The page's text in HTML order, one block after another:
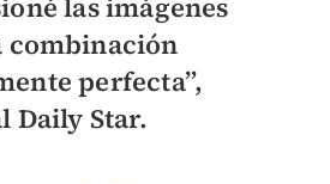
combinación
perfecta”,
Daily Star.